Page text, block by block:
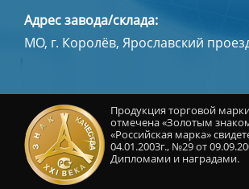
Адрес завода/склада:
МО, г. Королёв, Ярославский
Продукция торговой
отмечена «Золотым
«Российская марка»
04.01.2003г., №29 от
Дипломами и наградами.